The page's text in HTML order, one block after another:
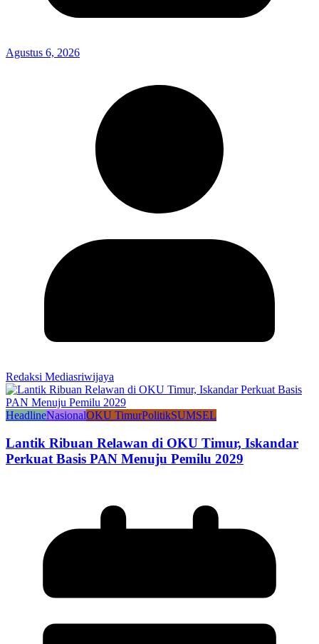
Agustus 6, 2026
Redaksi Mediasriwijaya
HeadlineNasionalOKU TimurPolitikSUMSEL
Lantik Ribuan Relawan di OKU Timur, Iskandar
Perkuat Basis PAN Menuju Pemilu 2029